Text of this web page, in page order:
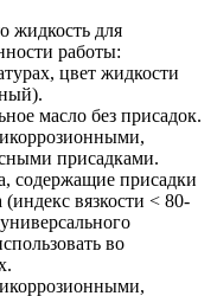
жидкость для
работы:
цвет жидкости
масло без присадок.
присадками.
содержащие присадки
вязкости < 80-
во